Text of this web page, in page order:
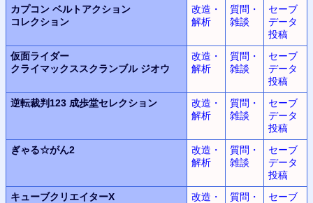
カプコン ベルトアクション
コレクション
改造・
解析
質問・
雑談
セーブ
データ
投稿
仮面ライダー
クライマックススクランブル ジオウ
改造・
解析
質問・
雑談
セーブ
データ
投稿
逆転裁判123 成歩堂セレクション
改造・
解析
質問・
雑談
セーブ
データ
投稿
ぎゃる☆がん2
改造・
解析
質問・
雑談
セーブ
データ
投稿
キューブクリエイターX
改造・ 質問・ セーブ